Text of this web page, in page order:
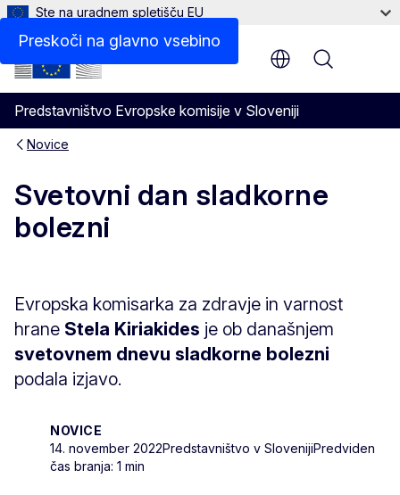
Preskoči na glavno vsebino
Ste na uradnem spletišču EU
Predstavništvo Evropske komisije v Sloveniji
Menu
Novice
Svetovni dan sladkorne
bolezni
Evropska komisarka za zdravje in varnost
hrane Stela Kiriakides je ob današnjem
svetovnem dnevu sladkorne bolezni
podala izjavo.
NOVICE
14. november 2022Predstavništvo v SlovenijiPredviden
čas branja: 1 min